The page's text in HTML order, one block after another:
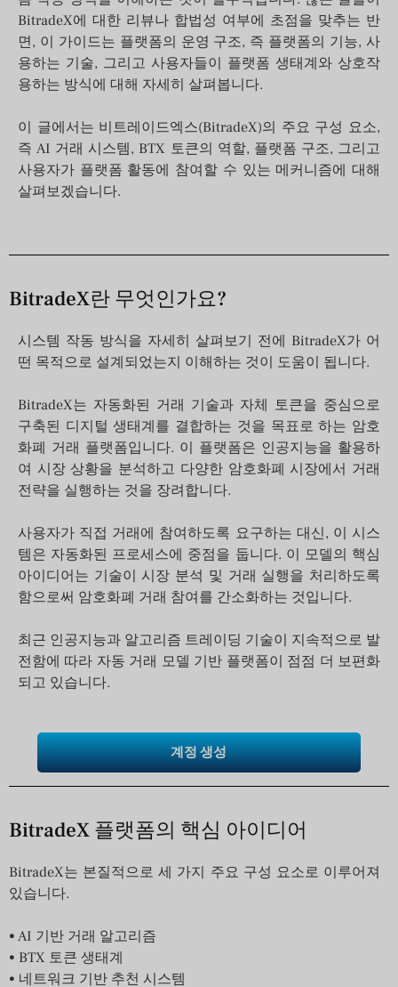
BitradeX에 대한 리뷰나 합법성 여부에 초점을 맞추는 반
면, 이 가이드는 플랫폼의 운영 구조, 즉 플랫폼의 기능, 사
용하는 기술, 그리고 사용자들이 플랫폼 생태계와 상호작
용하는 방식에 대해 자세히 살펴봅니다.
이 글에서는 비트레이드엑스(BitradeX)의 주요 구성 요소,
즉 AI 거래 시스템, BTX 토큰의 역할, 플랫폼 구조, 그리고
사용자가 플랫폼 활동에 참여할 수 있는 메커니즘에 대해
살펴보겠습니다.
BitradeX란 무엇인가요?
시스템 작동 방식을 자세히 살펴보기 전에 BitradeX가 어
떤 목적으로 설계되었는지 이해하는 것이 도움이 됩니다.
BitradeX는 자동화된 거래 기술과 자체 토큰을 중심으로
구축된 디지털 생태계를 결합하는 것을 목표로 하는 암호
화폐 거래 플랫폼입니다. 이 플랫폼은 인공지능을 활용하
여 시장 상황을 분석하고 다양한 암호화폐 시장에서 거래
전략을 실행하는 것을 장려합니다.
사용자가 직접 거래에 참여하도록 요구하는 대신, 이 시스
템은 자동화된 프로세스에 중점을 둡니다. 이 모델의 핵심
아이디어는 기술이 시장 분석 및 거래 실행을 처리하도록
함으로써 암호화폐 거래 참여를 간소화하는 것입니다.
최근 인공지능과 알고리즘 트레이딩 기술이 지속적으로 발
전함에 따라 자동 거래 모델 기반 플랫폼이 점점 더 보편화
되고 있습니다.
계정 생성
BitradeX 플랫폼의 핵심 아이디어
BitradeX는 본질적으로 세 가지 주요 구성 요소로 이루어져
있습니다.
• AI 기반 거래 알고리즘
• BTX 토큰 생태계
• 네트워크 기반 추천 시스템